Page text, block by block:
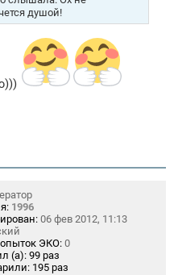
душой!
1996
06 фев 2012, 11:13
ЭКО: 0
(а): 99 раз
195 раз